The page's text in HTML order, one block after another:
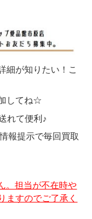
細が知りたい！こ
してね☆
れて便利♪
報提示で毎回買取
。担当が不在時や
ますのでご了承く